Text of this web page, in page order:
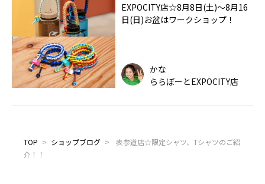
EXPOCITY店☆8月8日(土)～8月16
日(日)お盆はワークショップ！
かな
ららぽーとEXPOCITY店
TOP > ショップブログ >
表参道店☆限定シャツ、Tシャツのご紹
介！！